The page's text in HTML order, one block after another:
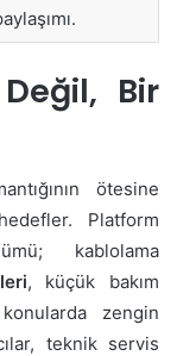
Bir
ötesine
Platform
kablolama
, küçük bakım
zengin
teknik servis